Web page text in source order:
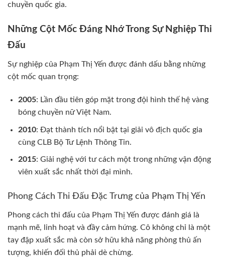
chuyền quốc gia.
Những Cột Mốc Đáng Nhớ Trong Sự Nghiệp Thi
Đấu
Sự nghiệp của Phạm Thị Yến được đánh dấu bằng những
cột mốc quan trọng:
2005: Lần đầu tiên góp mặt trong đội hình thế hệ vàng
bóng chuyền nữ Việt Nam.
2010: Đạt thành tích nổi bật tại giải vô địch quốc gia
cùng CLB Bộ Tư Lệnh Thông Tin.
2015: Giải nghệ với tư cách một trong những vận động
viên xuất sắc nhất thời đại mình.
Phong Cách Thi Đấu Đặc Trưng của Phạm Thị Yến
Phong cách thi đấu của Phạm Thị Yến được đánh giá là
mạnh mẽ, linh hoạt và đầy cảm hứng. Cô không chỉ là một
tay đập xuất sắc mà còn sở hữu khả năng phòng thủ ấn
tượng, khiến đối thủ phải dè chừng.